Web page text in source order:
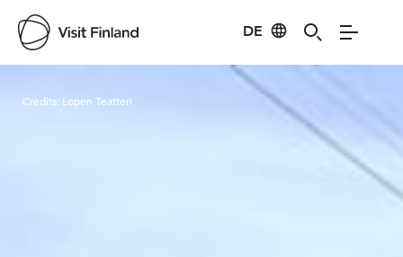
DE
Visit Finland
Credits: Lopen Teatteri